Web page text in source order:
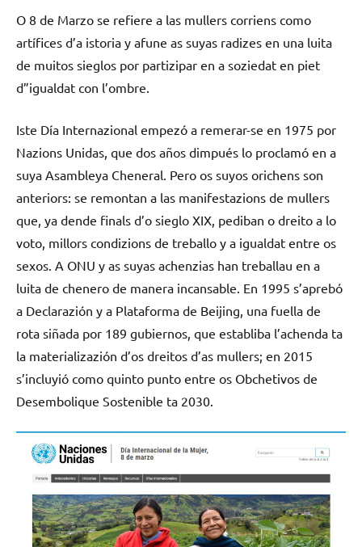
O 8 de Marzo se refiere a las mullers corriens como
artífices d’a istoria y afune as suyas radizes en una luita
de muitos sieglos por partizipar en a soziedat en piet
d”igualdat con l’ombre.
Iste Día Internazional empezó a remerar-se en 1975 por
Nazions Unidas, que dos años dimpués lo proclamó en a
suya Asambleya Cheneral. Pero os suyos orichens son
anteriors: se remontan a las manifestazions de mullers
que, ya dende finals d’o sieglo XIX, pediban o dreito a lo
voto, millors condizions de treballo y a igualdat entre os
sexos. A ONU y as suyas achenzias han treballau en a
luita de chenero de manera incansable. En 1995 s’aprebó
a Declarazión y a Plataforma de Beijing, una fuella de
rota siñada por 189 gubiernos, que establiba l’achenda ta
la materializazión d’os dreitos d’as mullers; en 2015
s’incluyió como quinto punto entre os Obchetivos de
Desembolique Sostenible ta 2030.